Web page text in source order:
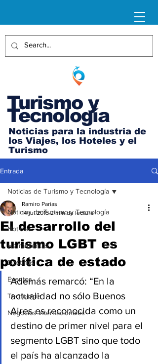
Turismo y
Tecnología
Noticias para la industria de
los Viajes, los Hoteles y el
Turismo
Entrada
Noticias de Turismo y Tecnología
Noticias
Herramientas
Destinos
Eventos
Tecnología
Negocios Internacionales
Noticias de Turismo y Tecnología
El desarrollo del
turismo LGBT es
política de estado
Ramiro Parias
14 jul 2015 2 min de lectura
Además remarcó: “En la
actualidad no sólo Buenos
Aires es reconocida como un
destino de primer nivel para el
segmento LGBT sino que todo
el país ha alcanzado la